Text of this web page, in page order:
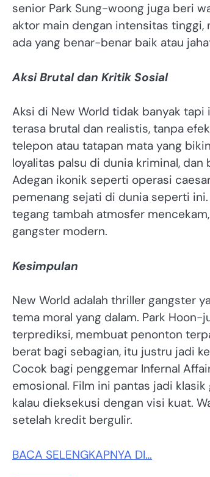
senior Park Sung-woong juga beri
aktor main dengan intensitas
ada yang benar-benar baik atau
Aksi Brutal dan Kritik Sosial
Aksi di New World tidak banyak
terasa brutal dan realistis, tanpa
telepon atau tatapan mata yang
loyalitas palsu di dunia kriminal,
Adegan ikonik seperti operasi
pemenang sejati di dunia seperti
tegang tambah atmosfer
gangster modern.
Kesimpulan
New World adalah thriller gangster
tema moral yang dalam. Park
terprediksi, membuat penonton
berat bagi sebagian, itu justru jadi
Cocok bagi penggemar Infernal
emosional. Film ini pantas jadi
kalau dieksekusi dengan visi kuat.
setelah kredit bergulir.
BACA SELENGKAPNYA DI…